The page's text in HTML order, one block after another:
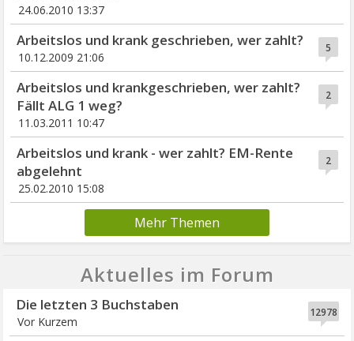
24.06.2010 13:37
5
Arbeitslos und krank geschrieben, wer zahlt?
10.12.2009 21:06
2
Arbeitslos und krankgeschrieben, wer zahlt?
Fällt ALG 1 weg?
11.03.2011 10:47
2
Arbeitslos und krank - wer zahlt? EM-Rente
abgelehnt
25.02.2010 15:08
Mehr Themen
Aktuelles im Forum
12978
Die letzten 3 Buchstaben
Vor Kurzem